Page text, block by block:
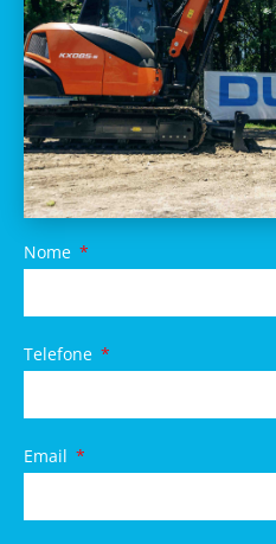
Nome
Telefone
Email